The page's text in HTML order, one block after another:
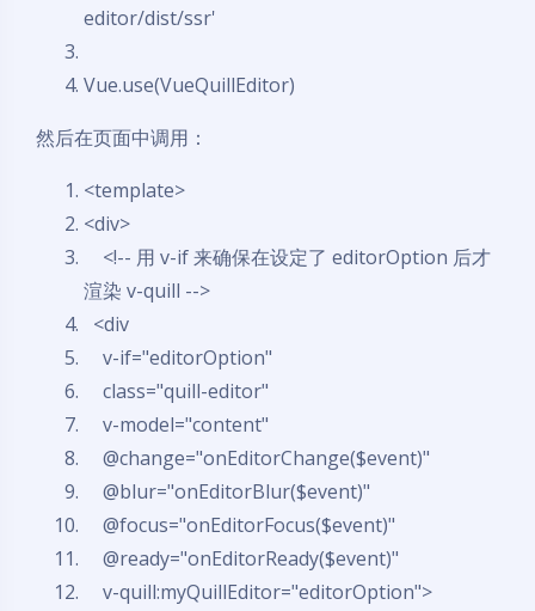
editor/dist/ssr'
Vue.use(VueQuillEditor)
然后在页面中调用：
<template>
<div>
<!-- 用 v-if来确保在设定了 editorOption 后才
渲染 v-quill -->
<div
v-if="editorOption"
class="quill-editor"
v-model="content"
@change="onEditorChange($event)"
@blur="onEditorBlur($event)"
@focus="onEditorFocus($event)"
@ready="onEditorReady($event)"
v-quill:myQuillEditor="editorOption">